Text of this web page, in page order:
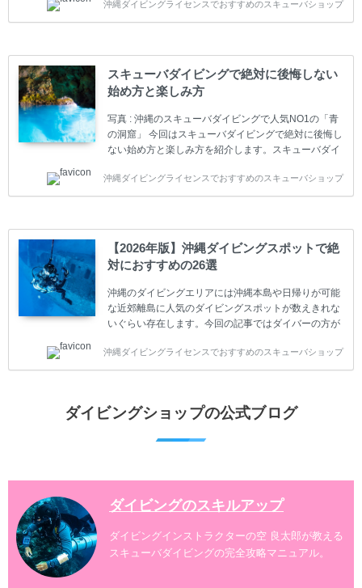
す。 ダイビングのライセンスカードはダイビングの教
育機関もしくは指導団体が発行しています。教育機関
ダイバーの育成・指導や安全管理、環境保全などの活
動をしています。 ダイビングライセンスの種類はエン
トリーレベルのライセンスからプロレベルのライセン
スまでランク分けされています。各教育機関(指導団
体)によってライセンスカードの名称、トレーニング内
容に違いがありま...
沖縄ダイビングライセンスでおすすめのスキューバショップ
スキューバダイビングで絶対に後悔しない
始め方と楽しみ方
写真 : 沖縄のスキューバダイビングで人気NO1の「青
の洞窟」 今回はスキューバダイビングで絶対に後悔し
ない始め方と楽しみ方を紹介します。スキューバダイ
やまだ始めて間もない初心者の方に必見の内容です。
スキューバダイビングの始め方と楽しみ方について学
ててしまうと、せっかく楽しみにしていたスキューバ
ダイビングが台無しになり後悔することになってしま
うかもしれません。 又、スキューバダイビングは事故
のリスクがあるスポーツでもあります。もしかしたら
危険な思いをしてしまうかもしれません。 今回は現地
ダイビング...
沖縄ダイビングライセンスでおすすめのスキューバショップ
【2026年版】沖縄ダイビングスポットで絶
対におすすめの26選
沖縄のダイビングエリアには沖縄本島や日帰りが可能
な近郊離島に人気のダイビングスポットが数えきれな
いぐらい存在します。今回の記事ではダイバーの方が
グスポットを紹介します。 当スクールは、沖縄本島で
は北谷町、嘉手納町、読谷村、恩納村、名護市、本部
案内しております。 ダイビングライセンスをお持ちの
沖縄ダイビングライセンスでおすすめのスキューバショップ
ダイビングショップの公式ブログ
ダイビングのスキルアップ
ダイビングインストラクターの空 良太郎が教える
スキューバダイビングの完全攻略マニュアル。